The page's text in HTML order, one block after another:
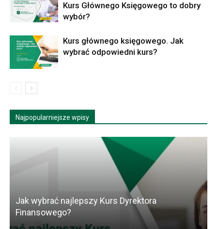
Kurs Głównego Księgowego to dobry
wybór?
Kurs głównego księgowego. Jak
wybrać odpowiedni kurs?
Najpopularniejsze wpisy
Jak wybrać najlepszy Kurs Dyrektora
Finansowego?